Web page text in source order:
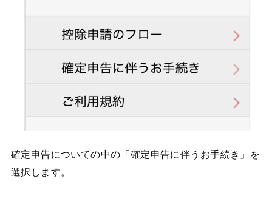
確定申告についての中の「確定申告に伴うお手続き」を
選択します。